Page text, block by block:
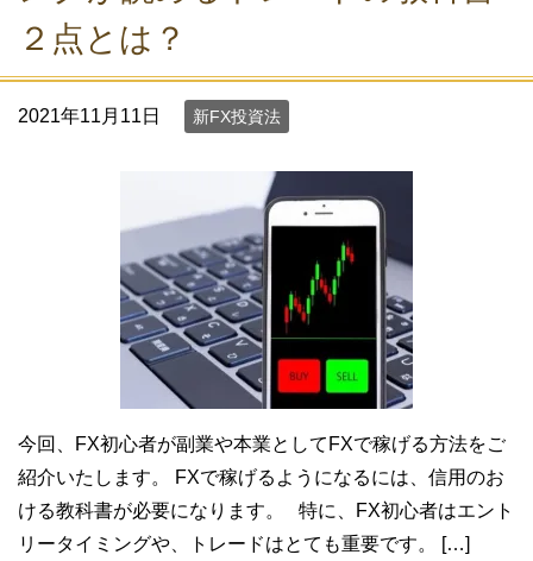
２点とは？
2021年11月11日 新FX投資法
今回、FX初心者が副業や本業としてFXで稼げる方法をご
紹介いたします。 FXで稼げるようになるには、信用のお
ける教科書が必要になります。 特に、FX初心者はエント
リータイミングや、トレードはとても重要です。 […]